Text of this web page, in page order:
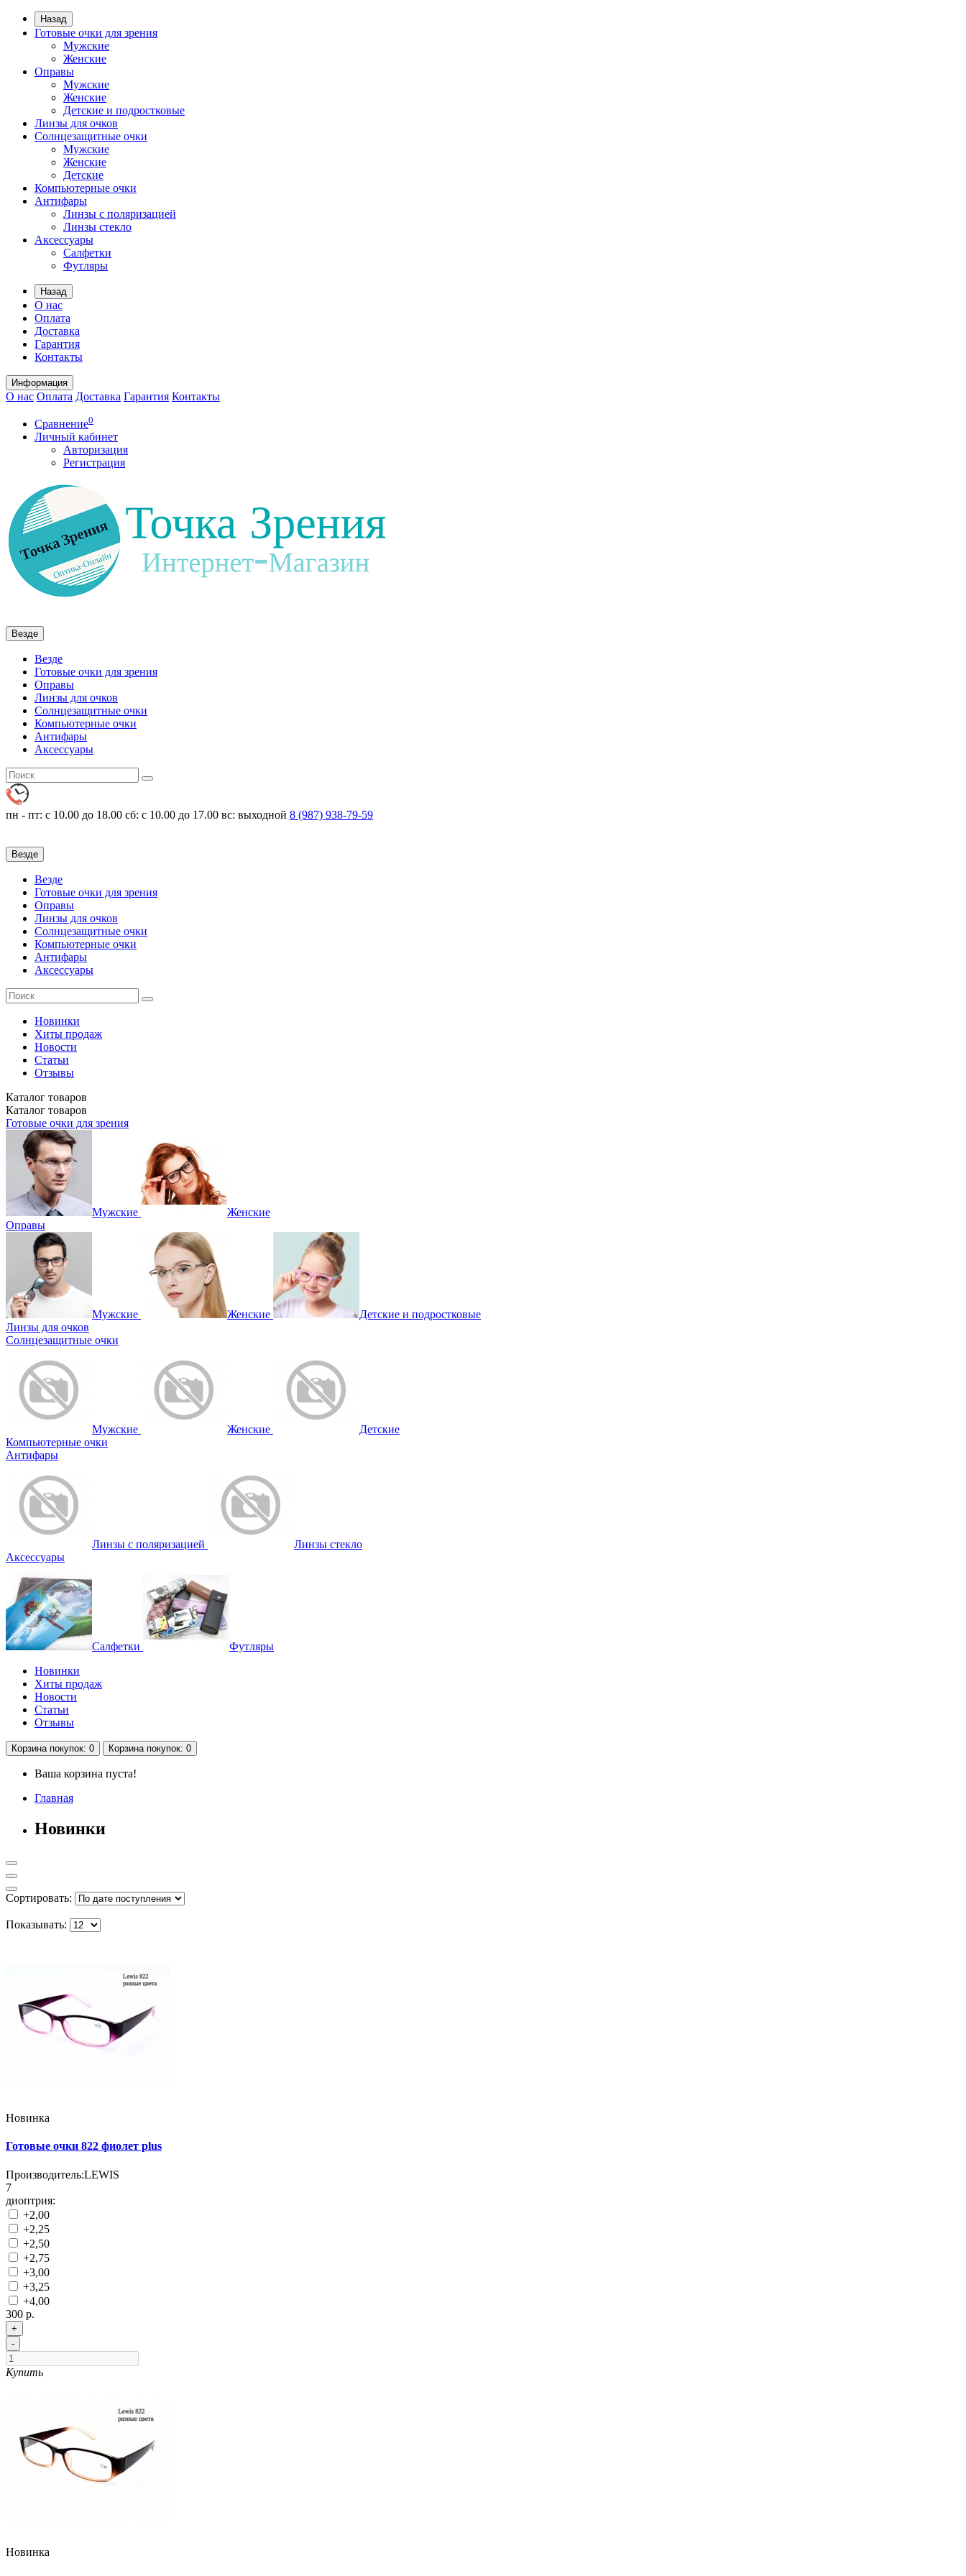
Назад
Готовые очки для зрения
Мужские
Женские
Оправы
Мужские
Женские
Детские и подростковые
Линзы для очков
Солнцезащитные очки
Мужские
Женские
Детские
Компьютерные очки
Антифары
Линзы с поляризацией
Линзы стекло
Аксессуары
Салфетки
Футляры
Назад
О нас
Оплата
Доставка
Гарантия
Контакты
Информация
О нас Оплата Доставка Гарантия Контакты
Сравнение0
Личный кабинет
Авторизация
Регистрация
Везде
Везде
Готовые очки для зрения
Оправы
Линзы для очков
Солнцезащитные очки
Компьютерные очки
Антифары
Аксессуары
пн - пт: с 10.00 до 18.00 сб: с 10.00 до 17.00 вс: выходной 8 (987) 938-79-59
Везде
Везде
Готовые очки для зрения
Оправы
Линзы для очков
Солнцезащитные очки
Компьютерные очки
Антифары
Аксессуары
Новинки
Хиты продаж
Новости
Статьи
Отзывы
Каталог товаров
Каталог товаров
Готовые очки для зрения
Мужские
Женские
Оправы
Мужские Женские
Детские и подростковые
Линзы для очков
Солнцезащитные очки
Мужские Женские
Детские
Компьютерные очки
Антифары
Линзы с поляризацией
Линзы стекло
Аксессуары
Салфетки
Футляры
Новинки
Хиты продаж
Новости
Статьи
Отзывы
Корзинапокупок: 0 Корзинапокупок: 0
Ваша корзина пуста!
Главная
Новинки
Сортировать:
Показывать:
Новинка
Готовые очки 822 фиолет plus
Производитель:LEWIS
7
диоптрия:
+2,00
+2,25
+2,50
+2,75
+3,00
+3,25
+4,00
300 р.
+
-
Купить
Новинка